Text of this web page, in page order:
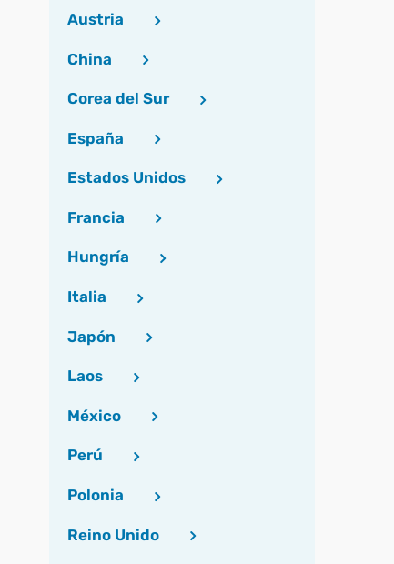
Austria
China
Corea del Sur
España
Estados Unidos
Francia
Hungría
Italia
Japón
Laos
México
Perú
Polonia
Reino Unido